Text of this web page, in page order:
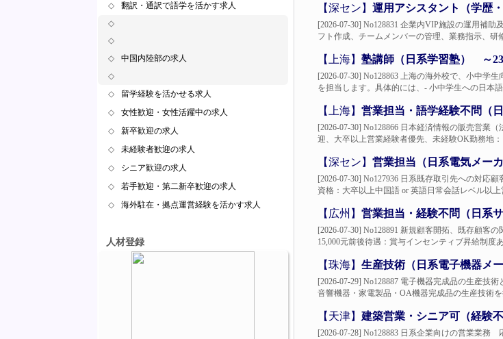
◇
翻訳・通訳で語学を活かす求人
◇
◇
◇
中国内陸部の求人
◇
◇
留学経験を活かせる求人
◇
女性歓迎・女性活躍中の求人
◇
新卒歓迎の求人
◇
未経験者歓迎の求人
◇
シニア歓迎の求人
◇
若手歓迎・第二新卒歓迎の求人
◇
海外駐在・拠点運営経験を活かす求人
人材登録
【深セン】 運用アシスタント（学歴
[2026-07-30] No128831 企業内VIP施設の運用補
フト作成、チームメンバーの管理、業務指示、
【上海】 塾講師（日系学習塾） ～
[2026-07-30] No128863 上海の海外校で、小中学
を担当します。具体的には、- 小中学生への日本
【上海】 営業担当・語学経験不問（
[2026-07-30] No128866 日本経済情報の販売営
迎、大卒以上営業経験者優先、未経験OK勤務地
【深セン】 営業担当（日系電気メー
[2026-07-30] No127936 日系既存取引先への対
資格：大卒以上中国語 or 英語日常会話レベル以
【広州】 営業担当・経験不問（日系
[2026-07-30] No128891 新規顧客開拓、既存顧客
15,000元前後待遇：賞与インセンティブ昇給制度
【珠海】 生産技術（日系電子機器メ
[2026-07-29] No128887 電子機器完成品の生産技
音響機器・家電製品・OA機器完成品の生産技術
【天津】 建築営業・シニア可（経験
[2026-07-28] No128883 日系企業向けの営業業